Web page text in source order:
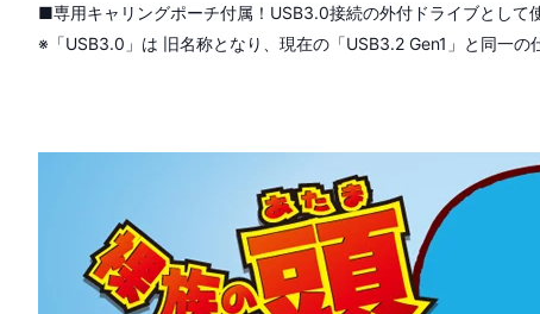
■専用キャリングポーチ付属！USB3.0接続の外付ドライブとして
※「USB3.0」は 旧名称となり、現在の「USB3.2 Gen1」と同一の